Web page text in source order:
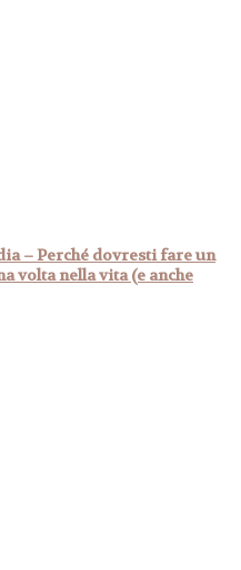
– Perché dovresti fare un
volta nella vita (e anche